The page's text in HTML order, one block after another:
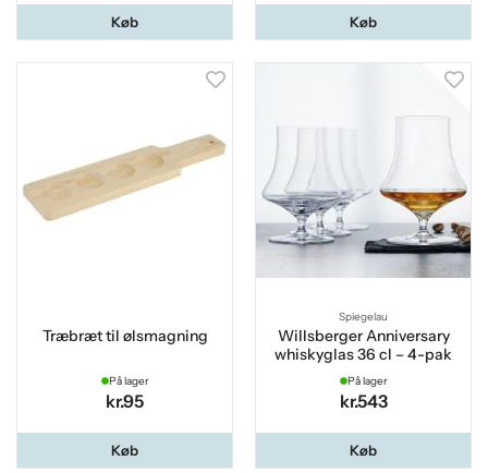
Køb Køb
Træbræt til ølsmagning
På lager
kr.95
Køb
Spiegelau
Willsberger Anniversary
whiskyglas 36 cl – 4-pak
På lager
kr.543
Køb